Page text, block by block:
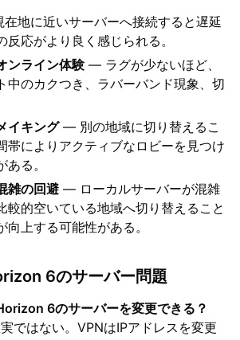
地に近いサーバーへ接続すると遅延
反応がより良く感じられる。
ンライン体験— ラグが少ないほど、
中のカクつき、ラバーバンド現象、切
イキング— 別の地域に切り替えるこ
帯によりアクティブなロビーを見つけ
る。
雑の回避 — ローカルサーバーが混雑
較的空いている地域へ切り替えること
向上する可能性がある。
6のサーバー問題
6のサーバーを変更できる？
ではない。VPNはIPアドレスを変更